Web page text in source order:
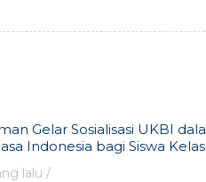
Gelar Sosialisasi UKBI
Indonesia bagi Siswa
lalu /